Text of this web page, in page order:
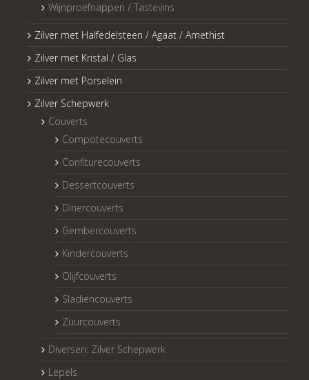
Wijnproefnappen / Tastevins
Zilver met Halfedelsteen / Agaat / Amethist
Zilver met Kristal / Glas
Zilver met Porselein
Zilver Schepwerk
Couverts
Compotecouverts
Confiturecouverts
Dessertcouverts
Dinercouverts
Gembercouverts
Kindercouverts
Olijfcouverts
Sladiencouverts
Zuurcouverts
Diversen: Zilver Schepwerk
Lepels